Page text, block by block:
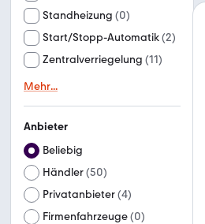
Standheizung (0)
Start/Stopp-Automatik(2)
Zentralverriegelung (11)
Mehr...
Anbieter
Beliebig
Händler(50)
Privatanbieter(4)
Firmenfahrzeuge(0)